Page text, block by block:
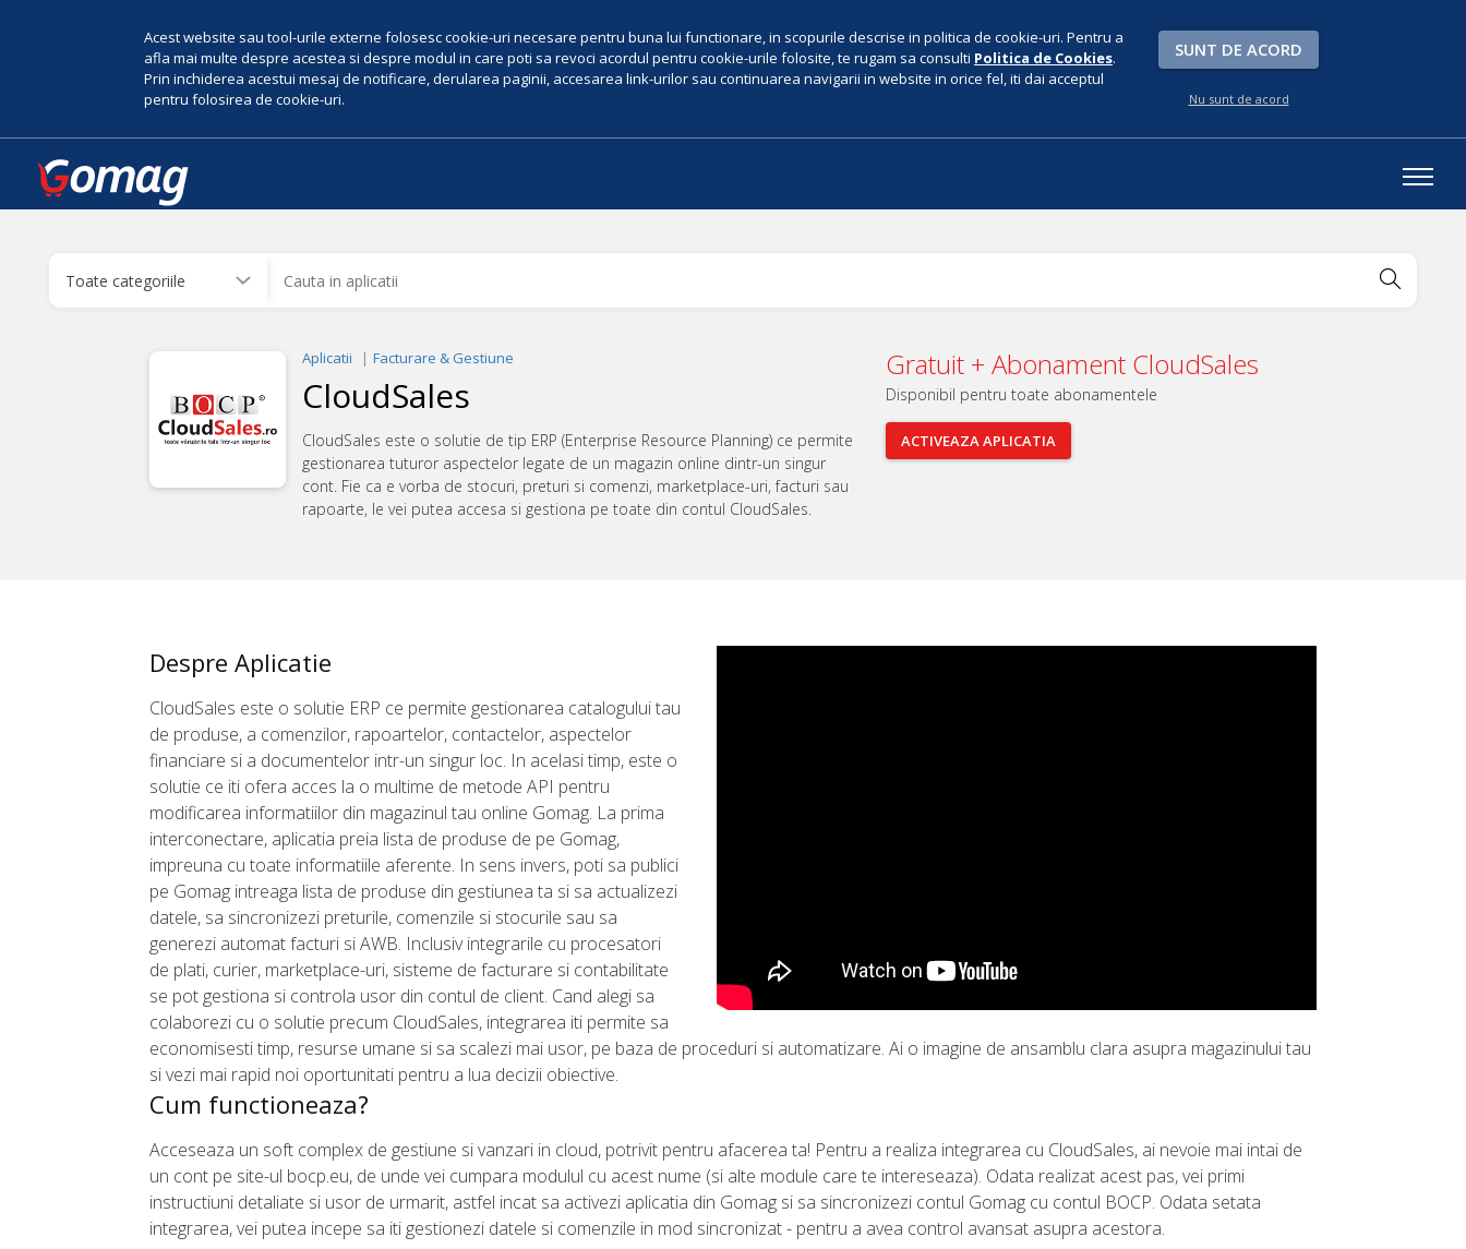
Acest website sau tool-urile externe folosesc cookie-uri necesare pentru buna lui functionare, in scopurile descrise in politica de cookie-uri. Pentru a
afla mai multe despre acestea si despre modul in care poti sa revoci acordul pentru cookie-urile folosite, te rugam sa consulti Politica de Cookies.
Prin inchiderea acestui mesaj de notificare, derularea paginii, accesarea link-urilor sau continuarea navigarii in website in orice fel, iti dai acceptul
pentru folosirea de cookie-uri.
SUNT DE ACORD
Nu sunt de acord
Aplicatii Facturare & Gestiune
CloudSales
CloudSales este o solutie de tip ERP (Enterprise Resource Planning) ce permite
gestionarea tuturor aspectelor legate de un magazin online dintr-un singur
cont. Fie ca e vorba de stocuri, preturi si comenzi, marketplace-uri, facturi sau
rapoarte, le vei putea accesa si gestiona pe toate din contul CloudSales.
Gratuit + Abonament CloudSales
Disponibil pentru toate abonamentele
ACTIVEAZAAPLICATIA
Despre Aplicatie
CloudSales este o solutie ERP ce permite gestionarea catalogului tau
de produse, a comenzilor, rapoartelor, contactelor, aspectelor
financiare si a documentelor intr-un singur loc. In acelasi timp, este o
solutie ce iti ofera acces la o multime de metode API pentru
modificarea informatiilor din magazinul tau online Gomag. La prima
interconectare, aplicatia preia lista de produse de pe Gomag,
impreuna cu toate informatiile aferente. In sens invers, poti sa publici
pe Gomag intreaga lista de produse din gestiunea ta si sa actualizezi
datele, sa sincronizezi preturile, comenzile si stocurile sau sa
generezi automat facturi si AWB. Inclusiv integrarile cu procesatori
de plati, curier, marketplace-uri, sisteme de facturare si contabilitate
se pot gestiona si controla usor din contul de client. Cand alegi sa
colaborezi cu o solutie precum CloudSales, integrarea iti permite sa
economisesti timp, resurse umane si sa scalezi mai usor, pe baza de proceduri si automatizare. Ai o imagine de ansamblu clara asupra magazinului tau
si vezi mai rapid noi oportunitati pentru a lua decizii obiective.
Cum functioneaza?
Acceseaza un soft complex de gestiune si vanzari in cloud, potrivit pentru afacerea ta! Pentru a realiza integrarea cu CloudSales, ai nevoie mai intai de
un cont pe site-ul bocp.eu, de unde vei cumpara modulul cu acest nume (si alte module care te intereseaza). Odata realizat acest pas, vei primi
instructiuni detaliate si usor de urmarit, astfel incat sa activezi aplicatia din Gomag si sa sincronizezi contul Gomag cu contul BOCP. Odata setata
integrarea, vei putea incepe sa iti gestionezi datele si comenzile in mod sincronizat - pentru a avea control avansat asupra acestora.